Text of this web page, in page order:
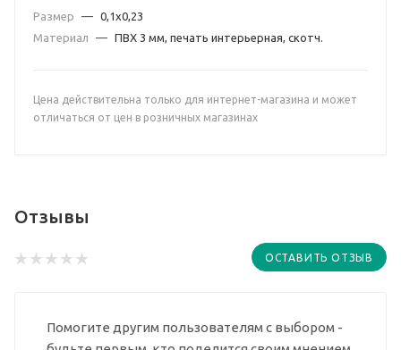
Размер — 0,1х0,23
Материал
— ПВХ 3 мм, печать интерьерная, скотч.
Цена действительна только для интернет-магазина и может
отличаться от цен в розничных магазинах
Отзывы
ОСТАВИТЬ ОТЗЫВ
Помогите другим пользователям с выбором -